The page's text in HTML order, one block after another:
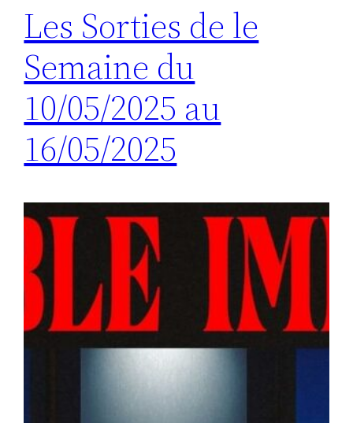
Les Sorties de le
Semaine du
10/05/2025 au
16/05/2025